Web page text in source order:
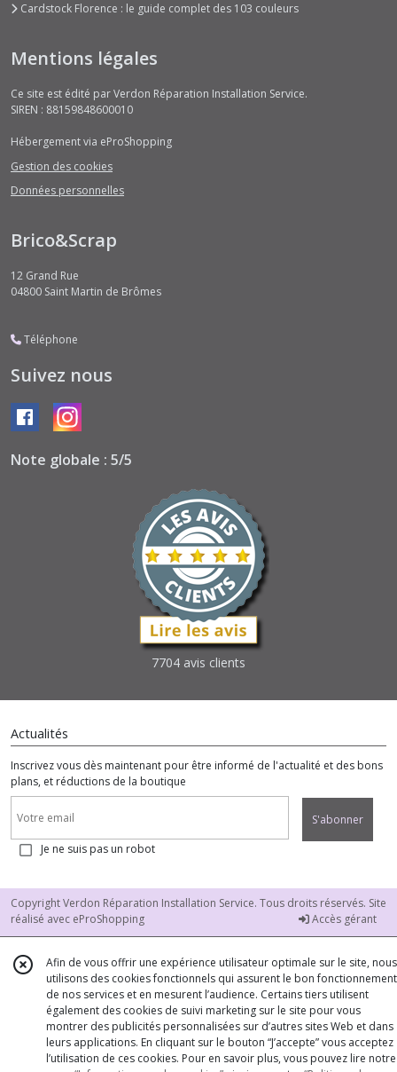
Cardstock Florence : le guide complet des 103 couleurs
Mentions légales
Ce site est édité par Verdon Réparation Installation Service.
SIREN : 88159848600010
Hébergement via eProShopping
Gestion des cookies
Données personnelles
Brico&Scrap
12 Grand Rue
04800 Saint Martin de Brômes
Téléphone
Suivez nous
Note globale : 5/5
7704 avis clients
Actualités
Inscrivez vous dès maintenant pour être informé de l'actualité et des bons
plans, et réductions de la boutique
S'abonner
Je ne suis pas un robot
Copyright Verdon Réparation Installation Service. Tous droits réservés. Site
réalisé avec eProShopping Accès gérant
Afin de vous offrir une expérience utilisateur optimale sur le site, nous
utilisons des cookies fonctionnels qui assurent le bon fonctionnement
de nos services et en mesurent l’audience. Certains tiers utilisent
également des cookies de suivi marketing sur le site pour vous
montrer des publicités personnalisées sur d’autres sites Web et dans
leurs applications. En cliquant sur le bouton “J’accepte” vous acceptez
l’utilisation de ces cookies. Pour en savoir plus, vous pouvez lire notre